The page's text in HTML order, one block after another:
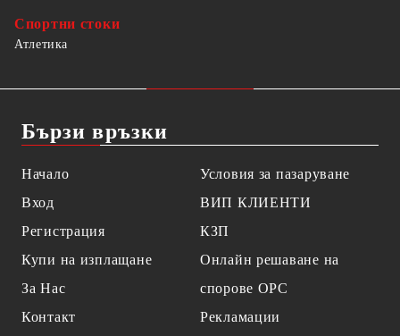
Спортни стоки
Атлетика
Бързи връзки
Начало
Вход
Регистрация
Купи на изплащане
За Нас
Контакт
Условия за пазаруване
ВИП КЛИЕНТИ
КЗП
Онлайн решаване на
спорове OPC
Рекламации